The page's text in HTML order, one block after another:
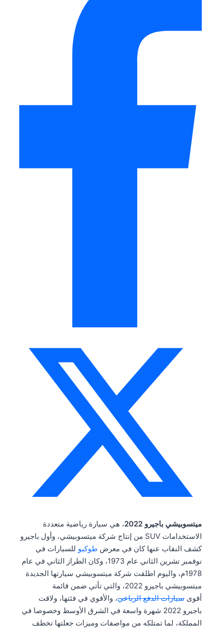
ميتسوبيشي باجيرو 2022
، هي سيارة رياضية متعددة
الاستخدامات SUV من إنتاج شركة ميتسوبيشي، وأول باجيرو
كشف النقاب عنها كان في معرض طوكيو للسيارات في
نوفمبر تشرين الثاني عام 1973، وكان الطراز الثاني في عام
1978م، واليوم اطلقت شركة ميتسوبيشي سيارتها الجديدة
ميتسوبيشي باجيرو 2022، والتي تأتي ضمن قائمة
أقوى سيارات الدفع الرباعي، والأقوي في فئتها، ولاقت
باجيرو 2022 شهرة واسعة في الشرق الأوسط وخصوصا في
المملكة، لما تمتلكه من مواصفات وميزات جعلتها تخطف